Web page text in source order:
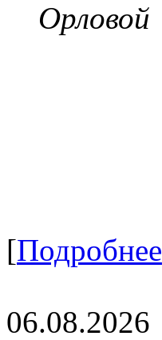
Орловой
[Подробнее
06.08.2026